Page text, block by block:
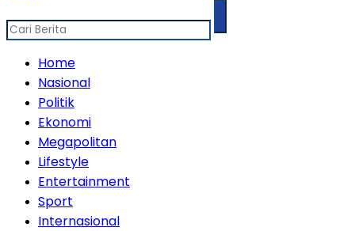
Home
Nasional
Politik
Ekonomi
Megapolitan
Lifestyle
Entertainment
Sport
Internasional